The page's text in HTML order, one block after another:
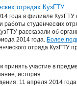
отрядах КузГТУ
года в филиале КузГТУ
работы студенческих
рассказали об
2014 года. Более
отряда КузГТУ
принять участие в
история.
11 апреля 2014 года